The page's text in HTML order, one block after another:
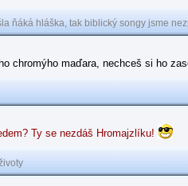
ňáká hláška, tak biblický songy jsme
chromýho maďara, nechceš si ho
Ty se nezdáš Hromajzlíku!